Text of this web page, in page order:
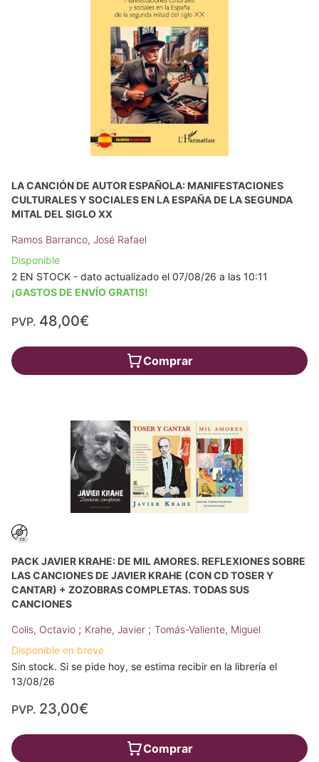
LA CANCIÓN DE AUTOR ESPAÑOLA: MANIFESTACIONES
CULTURALES Y SOCIALES EN LA ESPAÑA DE LA SEGUNDA
MITAL DEL SIGLO XX
Ramos Barranco, José Rafael
Disponible
2 EN STOCK - dato actualizado el 07/08/26 a las 10:11
¡GASTOS DE ENVÍO GRATIS!
PVP. 48,00€
Comprar
PACK JAVIER KRAHE: DE MIL AMORES. REFLEXIONES SOBRE
LAS CANCIONES DE JAVIER KRAHE (CON CD TOSER Y
CANTAR) + ZOZOBRAS COMPLETAS. TODAS SUS
CANCIONES
Colis, Octavio ; Krahe, Javier ; Tomás-Valiente, Miguel
Disponible en breve
Sin stock. Si se pide hoy, se estima recibir en la librería el
13/08/26
PVP. 23,00€
Comprar